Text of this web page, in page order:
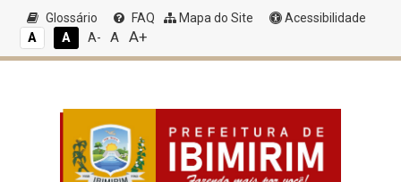
Glossário FAQ Mapa do Site
Acessibilidade
A
A A- A A+